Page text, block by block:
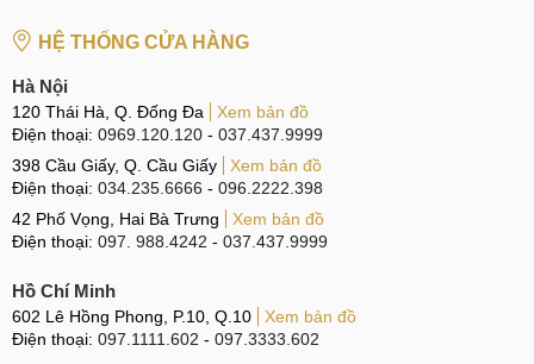
HỆ THỐNG CỬA HÀNG
Hà Nội
120 Thái Hà, Q. Đống Đa
Xem bản đồ
Điện thoại: 0969.120.120 - 037.437.9999
398 Cầu Giấy, Q. Cầu Giấy
Xem bản đồ
Điện thoại: 034.235.6666 - 096.2222.398
42 Phố Vọng, Hai Bà Trưng
Xem bản đồ
Điện thoại: 097. 988.4242 - 037.437.9999
Hồ Chí Minh
602 Lê Hồng Phong, P.10, Q.10
Xem bản đồ
Điện thoại: 097.1111.602 - 097.3333.602